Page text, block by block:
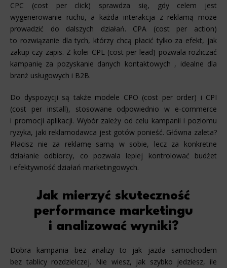
CPC (cost per click) sprawdza się, gdy celem jest
wygenerowanie ruchu, a każda interakcja z reklamą może
prowadzić do dalszych działań. CPA (cost per action)
to rozwiązanie dla tych, którzy chcą płacić tylko za efekt, jak
zakup czy zapis. Z kolei CPL (cost per lead) pozwala rozliczać
kampanię za pozyskanie danych kontaktowych , idealne dla
branż usługowych i B2B.
Do dyspozycji są także modele CPO (cost per order) i CPI
(cost per install), stosowane odpowiednio w e-commerce
i promocji aplikacji. Wybór zależy od celu kampanii i poziomu
ryzyka, jaki reklamodawca jest gotów ponieść. Główna zaleta?
Płacisz nie za reklamę samą w sobie, lecz za konkretne
działanie odbiorcy, co pozwala lepiej kontrolować budżet
i efektywność działań marketingowych.
Jak mierzyć skuteczność
performance marketingu
i analizować wyniki?
Dobra kampania bez analizy to jak jazda samochodem
bez tablicy rozdzielczej. Nie wiesz, jak szybko jedziesz, ile